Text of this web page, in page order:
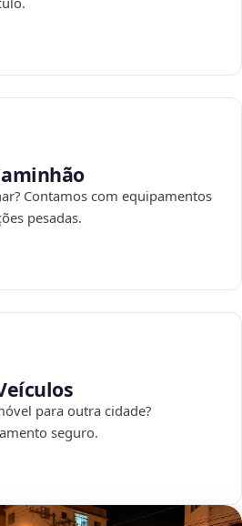
Contamos com equipamentos
pesadas.
para outra cidade?
seguro.